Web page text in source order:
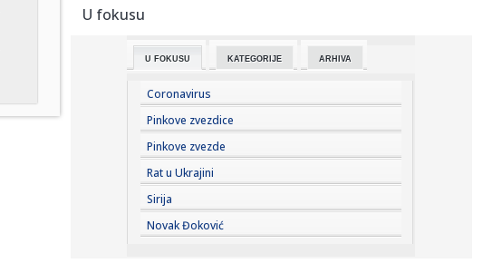
15:59:
15:59:
Tužna ispovest supruge Brusa Vilisa o njegovoj bolesti:
15:57:Monako "puca" visoko – kako doći do Lukakua?
15:56:BABA JE CRNO-BELI: Partizan predstavio novo pojačanje!
15:55:Pljuskovi već stigli u delove Srbije, a tek se očekuje
grmljavi...
U fokusu
U FOKUSU KATEGORIJE ARHIVA
Coronavirus
Pinkove zvezdice
Pinkove zvezde
Rat u Ukrajini
Sirija
Novak Đoković